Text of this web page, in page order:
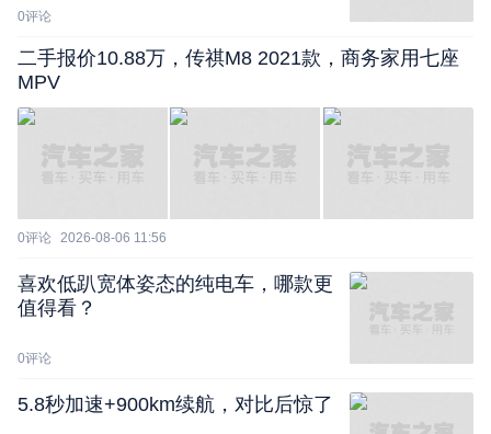
0评论
二手报价10.88万，传祺M8 2021款，商务家用七座
MPV
0评论 2026-08-06 11:56
喜欢低趴宽体姿态的纯电车，哪款更
值得看？
0评论
5.8秒加速+900km续航，对比后惊了